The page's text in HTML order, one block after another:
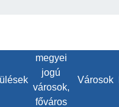
megyei
jogú
városok,
főváros
Városok